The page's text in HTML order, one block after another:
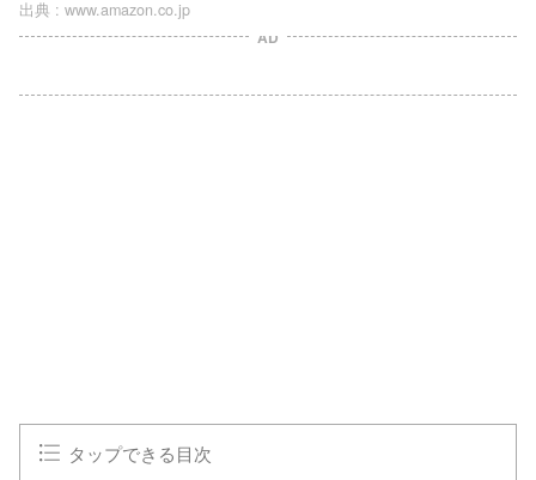
出典 : www.amazon.co.jp
AD
タップできる目次